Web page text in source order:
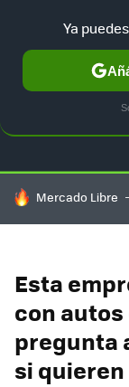
TESLA UBER
HOY SE HABLA
Mercado Libre
Esta
con
pregunta
si
Ya